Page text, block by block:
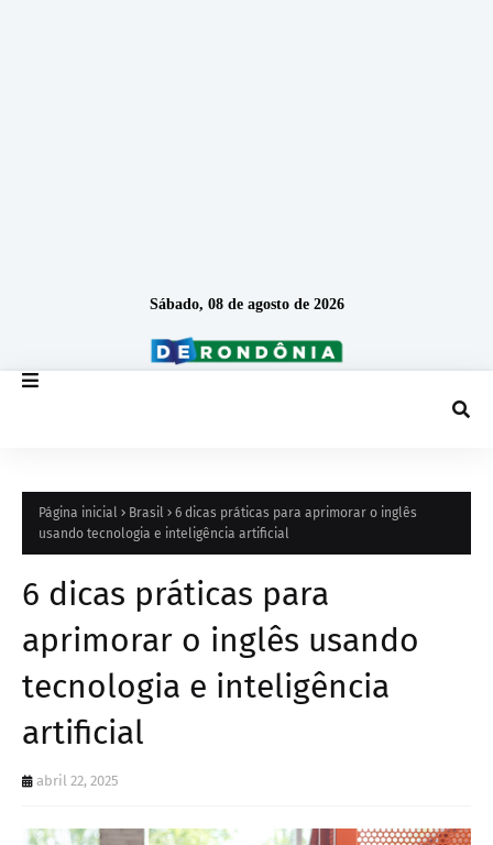
Sábado, 08 de agosto de 2026
Página inicial Brasil
6 dicas práticas para aprimorar o inglês
usando tecnologia e inteligência artificial
6 dicas práticas para
aprimorar o inglês usando
tecnologia e inteligência
artificial
abril 22, 2025